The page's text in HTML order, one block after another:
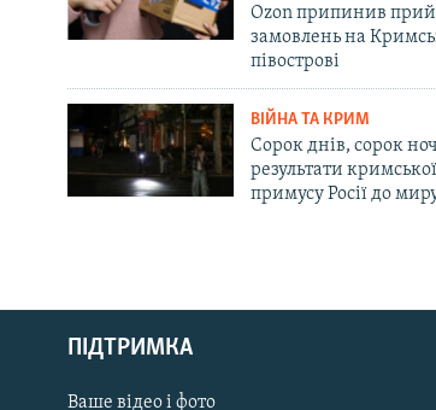
Русский
Qırımtatar
Ozon припинив
замовлень на
півострові
ВІЙНА ТА КРИМ
Сорок днів, сорок
результати
примусу Росії до
ПІДТРИМКА
Ваше відео і фото